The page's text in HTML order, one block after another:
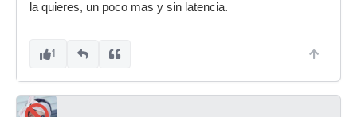
la quieres, un poco mas y sin latencia.
1